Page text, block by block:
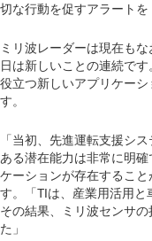
切な行動を促すアラートを
ミリ波レーダーは現在も
日は新しいことの連続で
役立つ新しいアプリケー
す。
「当初、先進運転支援シ
ある潜在能力は非常に明
ケーションが存在するこ
す。「TIは、産業用活用と
その結果、ミリ波センサ
た」